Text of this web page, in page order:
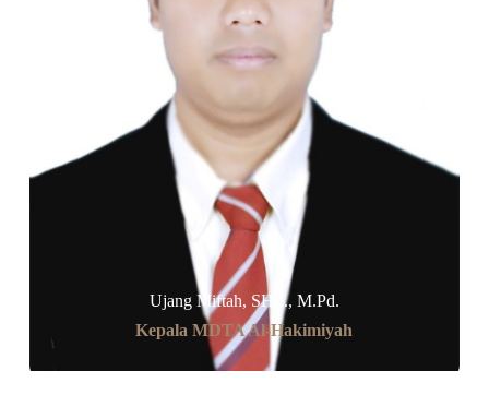
Ujang Miftah, SH.I., M.Pd.
Kepala MDTA Al-Hakimiyah